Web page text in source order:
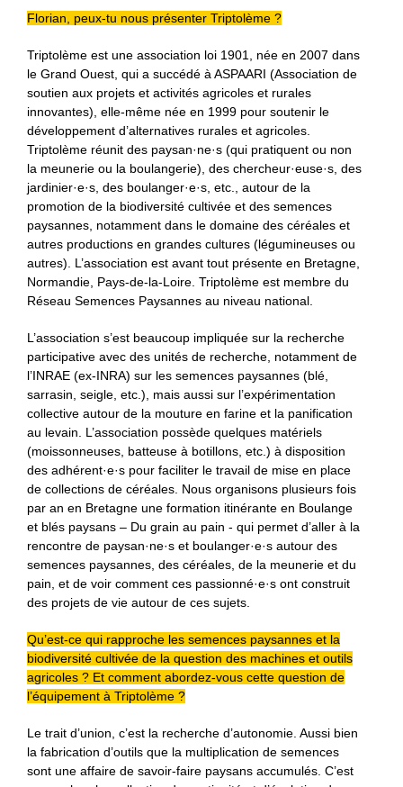
Florian, peux-tu nous présenter Triptolème ?
Triptolème est une association loi 1901, née en 2007 dans
le Grand Ouest, qui a succédé à ASPAARI (Association de
soutien aux projets et activités agricoles et rurales
innovantes), elle-même née en 1999 pour soutenir le
développement d’alternatives rurales et agricoles.
Triptolème réunit des paysan·ne·s (qui pratiquent ou non
la meunerie ou la boulangerie), des chercheur·euse·s, des
jardinier·e·s, des boulanger·e·s, etc., autour de la
promotion de la biodiversité cultivée et des semences
paysannes, notamment dans le domaine des céréales et
autres productions en grandes cultures (légumineuses ou
autres). L’association est avant tout présente en Bretagne,
Normandie, Pays-de-la-Loire. Triptolème est membre du
Réseau Semences Paysannes au niveau national.
L’association s’est beaucoup impliquée sur la recherche
participative avec des unités de recherche, notamment de
l’INRAE (ex-INRA) sur les semences paysannes (blé,
sarrasin, seigle, etc.), mais aussi sur l’expérimentation
collective autour de la mouture en farine et la panification
au levain. L’association possède quelques matériels
(moissonneuses, batteuse à botillons, etc.) à disposition
des adhérent·e·s pour faciliter le travail de mise en place
de collections de céréales. Nous organisons plusieurs fois
par an en Bretagne une formation itinérante en Boulange
et blés paysans – Du grain au pain - qui permet d’aller à la
rencontre de paysan·ne·s et boulanger·e·s autour des
semences paysannes, des céréales, de la meunerie et du
pain, et de voir comment ces passionné·e·s ont construit
des projets de vie autour de ces sujets.
Qu’est-ce qui rapproche les semences paysannes et la
biodiversité cultivée de la question des machines et outils
agricoles ? Et comment abordez-vous cette question de
l’équipement à Triptolème ?
Le trait d’union, c’est la recherche d’autonomie. Aussi bien
la fabrication d’outils que la multiplication de semences
sont une affaire de savoir-faire paysans accumulés. C’est